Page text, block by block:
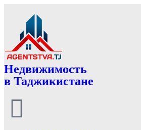
Недвижимость
в Таджикистане